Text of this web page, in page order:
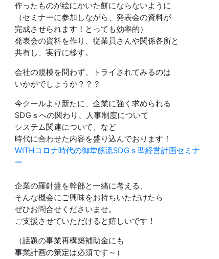
作ったものが絵にかいた餅にならないように
（セミナーに参加しながら、発表会の資料が
完成させられます！とっても効率的）
発表会の資料を作り、従業員さんや関係各所と
共有し、実行に移す。
会社の規模を問わず、トライされてみるのは
いかがでしょうか？？？
今クールより新たに、企業に強く求められる
SDGｓへの関わり、人事制度について
システム関連について、など
時代に合わせた内容を盛り込んでおります！
WITHコロナ時代の御堂筋流SDGｓ型経営計画セミナ
ー
企業の羅針盤を幹部と一緒に考える、
そんな機会にご興味をお持ちいただけたら
ぜひお問合せくださいませ。
ご支援させていただけると嬉しいです！
（話題の事業再構築補助金にも
事業計画の策定は必須です～）